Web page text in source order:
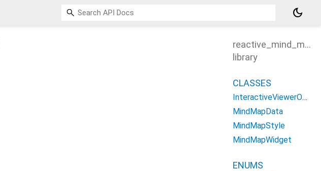
dark_mode
reactive_mind_map
library
CLASSES
InteractiveViewerOptions
MindMapData
MindMapStyle
MindMapWidget
ENUMS